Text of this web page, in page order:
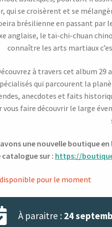
qui se croisèrent et se
brésilienne en passant par
anglaise, le taï-chi-chuan
connaître les arts martiaux
à travers cet album 29
qui parcourent la
anecdotes et faits
vous faire découvrir le large
une nouvelle boutique
sur : https://
pour le moment
À paraitre : 24